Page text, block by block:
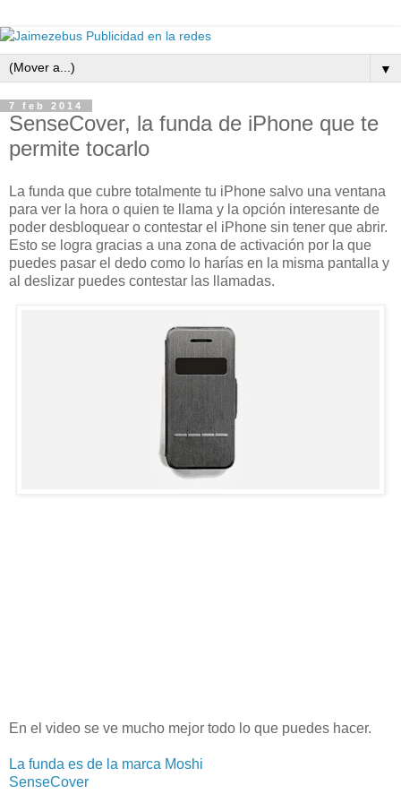
▼
7 feb 2014
SenseCover, la funda de iPhone que te
permite tocarlo
La funda que cubre totalmente tu iPhone salvo una ventana
para ver la hora o quien te llama y la opción interesante de
poder desbloquear o contestar el iPhone sin tener que abrir.
Esto se logra gracias a una zona de activación por la que
puedes pasar el dedo como lo harías en la misma pantalla y
al deslizar puedes contestar las llamadas.
En el video se ve mucho mejor todo lo que puedes hacer.
La funda es de la marca Moshi
SenseCover